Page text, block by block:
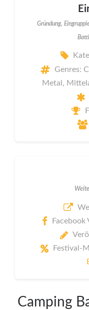
Gründung,
Genres:
Metal,
Festival-
Camping